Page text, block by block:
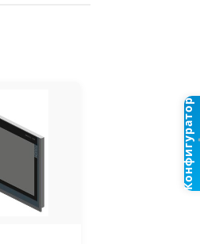
Конфигуратор